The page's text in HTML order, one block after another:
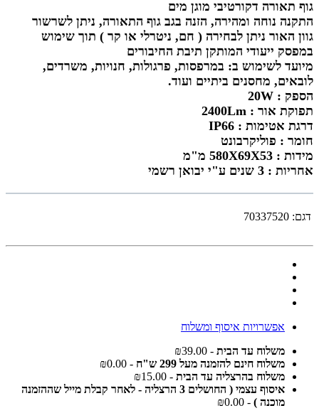
גוף תאורה דקורטיבי מוגן מים
התקנה נוחה ומהירה, הזנה בגב גוף התאורה, ניתן לשרשור
גוון האור ניתן לבחירה ( חם, ניטרלי או קר ) תוך שימוש
במפסק ייעודי המותקן תיבת החיבורים
מיועד לשימוש ב: במרפסות, פרגולות, חנויות, משרדים,
לובאים, מחסנים ביתיים ועוד.
הספק : 20W
תפוקת אור : 2400Lm
דרגת אטימות : IP66
חומר : פוליקרבונט
מידות : 580X69X53 מ"מ
אחריות : 3 שנים ע"י יבואן רשמי
דגם: 70337520
אפשרויות איסוף ומשלוח
משלוח עד הבית - ₪39.00
משלוח חינם להזמנה מעל 299 ש"ח
- ₪0.00
משלוח בהרצליה עד הבית - ₪15.00
איסוף עצמי ( החושלים 3 הרצליה - לאחר קבלת מייל שההזמנה
מוכנה ) - ₪0.00